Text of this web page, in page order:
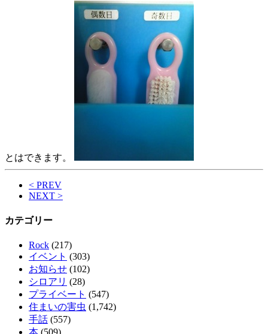
とはできます。
< PREV
NEXT >
カテゴリー
Rock (217)
イベント (303)
お知らせ (102)
シロアリ (28)
プライベート (547)
住まいの害虫 (1,742)
手話 (557)
本 (509)